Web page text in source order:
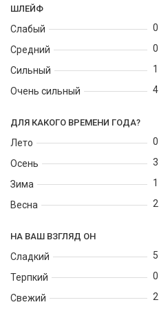
ШЛЕЙФ
Слабый
Средний
Сильный
Очень сильный
0
0
1
4
ДЛЯ КАКОГО ВРЕМЕНИ ГОДА?
Лето
Осень
Зима
Весна
0
3
1
2
НА ВАШ ВЗГЛЯД ОН
Сладкий
Терпкий
Свежий
5
0
2